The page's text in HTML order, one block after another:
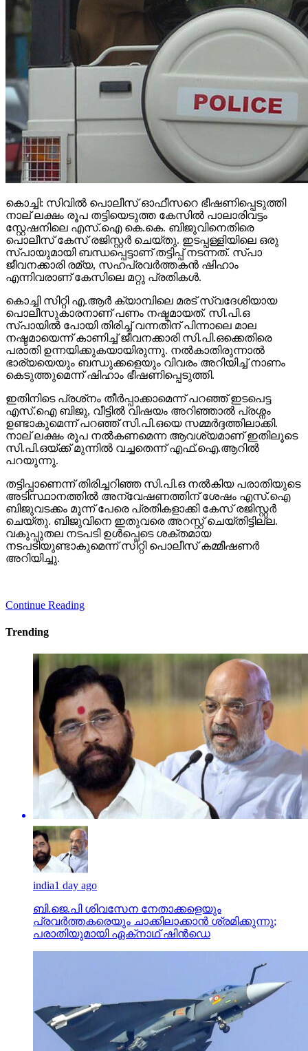
കൊച്ചി: സിവില്‍ പൊലീസ് ഓഫീസറെ ഭീഷണിപ്പെടുത്തി
നാല് ലക്ഷം രൂപ തട്ടിയെടുത്ത കേസില്‍ പാലാരിവട്ടം
സ്റ്റേഷനിലെ എസ്.ഐ കെ.കെ. ബിജുവിനെതിരെ
പൊലീസ് കേസ് രജിസ്റ്റര്‍ ചെയ്തു. ഇടപ്പള്ളിയിലെ ഒരു
സ്പായുമായി ബന്ധപ്പെട്ടാണ് തട്ടിപ്പ് നടന്നത്. സ്പാ
ജീവനക്കാരി രമ്യ, സഹപ്രവര്‍ത്തകന്‍ ഷിഹാം
എന്നിവരാണ് കേസിലെ മറ്റു പ്രതികള്‍.
കൊച്ചി സിറ്റി എ.ആര്‍ ക്യാമ്പിലെ മരട് സ്വദേശിയായ
പൊലീസുകാരനാണ് പണം നഷ്ടമായത്. സി.പി.ഒ
സ്പായില്‍ പോയി തിരിച്ച് വന്നതിന് പിന്നാലെ മാല
നഷ്ടമായെന്ന് കാണിച്ച് ജീവനക്കാരി സി.പി.ഒക്കെതിരെ
പരാതി ഉന്നയിക്കുകയായിരുന്നു. നല്‍കാതിരുന്നാല്‍
ഭാര്യയെയും ബന്ധുക്കളെയും വിവരം അറിയിച്ച് നാണം
കെടുത്തുമെന്ന് ഷിഹാം ഭീഷണിപ്പെടുത്തി.
ഇതിനിടെ പ്രശ്‌നം തീര്‍പ്പാക്കാമെന്ന് പറഞ്ഞ് ഇടപെട്ട
എസ്.ഐ ബിജു, വീട്ടില്‍ വിഷയം അറിഞ്ഞാല്‍ പ്രശ്നം
ഉണ്ടാകുമെന്ന് പറഞ്ഞ് സി.പി.ഒയെ സമ്മര്‍ദ്ദത്തിലാക്കി.
നാല് ലക്ഷം രൂപ നല്‍കണമെന്ന ആവശ്യമാണ് ഇതിലൂടെ
സി.പി.ഒയ്ക്ക് മുന്നില്‍ വച്ചതെന്ന് എഫ്.ഐ.ആറില്‍
പറയുന്നു.
തട്ടിപ്പാണെന്ന് തിരിച്ചറിഞ്ഞ സി.പി.ഒ നല്‍കിയ പരാതിയുടെ
അടിസ്ഥാനത്തില്‍ അന്വേഷണത്തിന് ശേഷം എസ്.ഐ
ബിജുവടക്കം മൂന്ന് പേരെ പ്രതികളാക്കി കേസ് രജിസ്റ്റര്‍
ചെയ്തു. ബിജുവിനെ ഇതുവരെ അറസ്റ്റ് ചെയ്തിട്ടില്ല.
വകുപ്പുതല നടപടി ഉള്‍പ്പെടെ ശക്തമായ
നടപടിയുണ്ടാകുമെന്ന് സിറ്റി പൊലീസ് കമ്മീഷണര്‍
അറിയിച്ചു.
Continue Reading
Trending
india1 day ago
ബി.ജെ.പി ശിവസേന നേതാക്കളെയും
പ്രവര്‍ത്തകരെയും ചാക്കിലാക്കാന്‍ ശ്രമിക്കുന്നു;
പരാതിയുമായി ഏക്‌നാഥ് ഷിന്‍ഡെ